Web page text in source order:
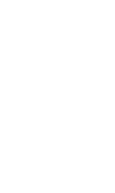
raison pour
électronique.